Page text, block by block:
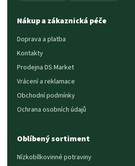
Nákup a zákaznická péče
Doprava a platba
Kontakty
Prodejna DS Market
Vrácení a reklamace
Obchodní podmínky
Ochrana osobních údajů
Oblíbený sortiment
Nízkobílkovinné potraviny